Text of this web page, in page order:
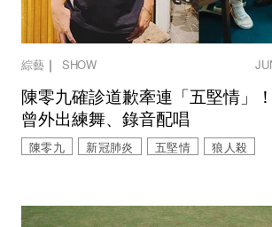
綜藝｜ SHOW
陳零九確診道歉牽連「五堅情」
曾外出練舞、錄音配唱
陳零九 新冠肺炎 五堅情 狼人殺